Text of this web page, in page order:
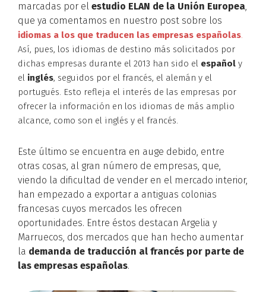
marcadas por el estudio ELAN de la Unión Europea,
que ya comentamos en nuestro post sobre los
idiomas a los que traducen las empresas españolas.
Así, pues, los idiomas de destino más solicitados por
dichas empresas durante el 2013 han sido el español y
el inglés, seguidos por el francés, el alemán y el
portugués. Esto refleja el interés de las empresas por
ofrecer la información en los idiomas de más amplio
alcance, como son el inglés y el francés.
Este último se encuentra en auge debido, entre
otras cosas, al gran número de empresas, que,
viendo la dificultad de vender en el mercado interior,
han empezado a exportar a antiguas colonias
francesas cuyos mercados les ofrecen
oportunidades. Entre éstos destacan Argelia y
Marruecos, dos mercados que han hecho aumentar
la demanda de traducción al francés por parte de
las empresas españolas.